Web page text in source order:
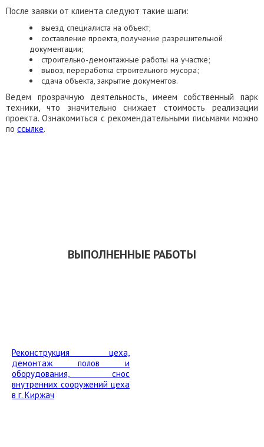
После заявки от клиента следуют такие шаги:
выезд специалиста на объект;
составление проекта, получение разрешительной
документации;
строительно-демонтажные работы на участке;
вывоз, переработка строительного мусора;
сдача объекта, закрытие документов.
Ведем прозрачную деятельность, имеем собственный парк
техники, что значительно снижает стоимость реализации
проекта. Ознакомиться с рекомендательными письмами можно
по ссылке.
ВЫПОЛНЕННЫЕ РАБОТЫ
Реконструкция цеха,
демонтаж полов и
оборудования, снос
внутренних сооружений цеха
в г. Киржач